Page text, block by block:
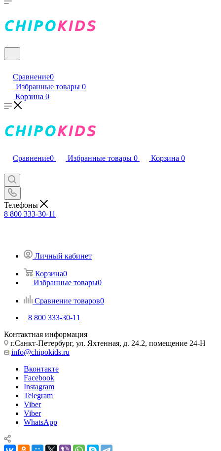
Сравнение0
Избранные товары 0
Корзина 0
Сравнение0 Избранные товары 0 Корзина 0
Телефоны
8 800 333-30-11
Личный кабинет
Корзина0
Избранные товары0
Сравнение товаров0
8 800 333-30-11
Контактная информация
г.Санкт-Петербург, ул. Яхтенная, д. 24.2, помещение 24-Н
info@chipokids.ru
Вконтакте
Facebook
Instagram
Telegram
Viber
Viber
WhatsApp